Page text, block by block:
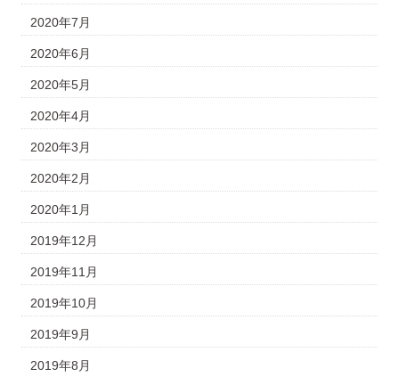
2020年7月
2020年6月
2020年5月
2020年4月
2020年3月
2020年2月
2020年1月
2019年12月
2019年11月
2019年10月
2019年9月
2019年8月